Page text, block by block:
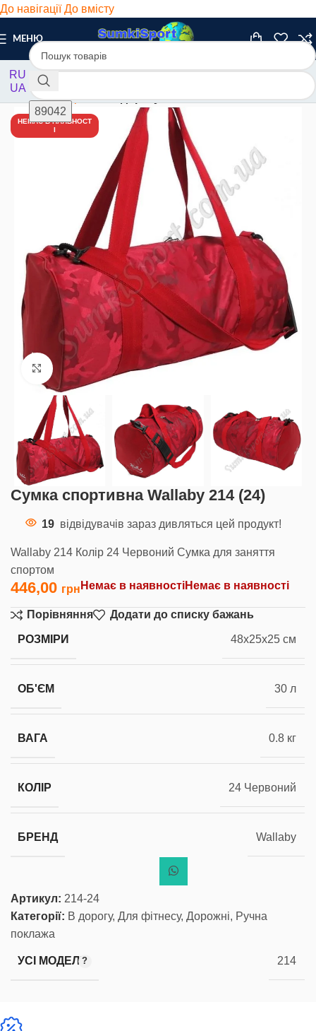
До навігаціїДо вмісту
МЕНЮ
RU
UA
Головна/ Дорожні/ В дорогу
НЕМАЄ В НАЯВНОСТ
І
Клацніть, щоб збільшити
Сумка спортивна Wallaby 214 (24)
19 відвідувачів зараз дивляться цей продукт!
Wallaby 214 Колір 24 Червоний Сумка для заняття
спортом
446,00 Немає в наявностіНемає в наявності
Порівняння Додати до списку бажань
РОЗМІРИ 48x25x25 см
ОБ'ЄМ 30 л
ВАГА 0.8 кг
КОЛІР 24 Червоний
БРЕНД Wallaby
Артикул: 214-24
Категорії: В дорогу, Для фітнесу, Дорожні, Ручна
поклажа
УСІ МОДЕЛІ 214